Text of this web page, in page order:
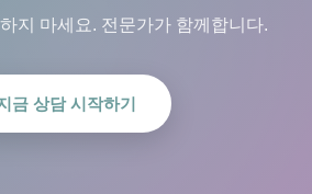
지 마세요. 전문가가 함께합니다.
금 상담 시작하기